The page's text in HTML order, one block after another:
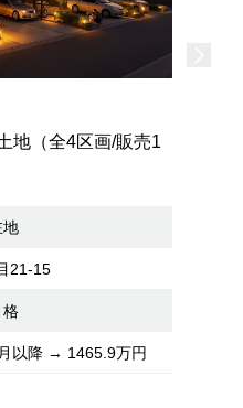
地（全4区画/販売1
地
21-15
以降 → 1465.9万円